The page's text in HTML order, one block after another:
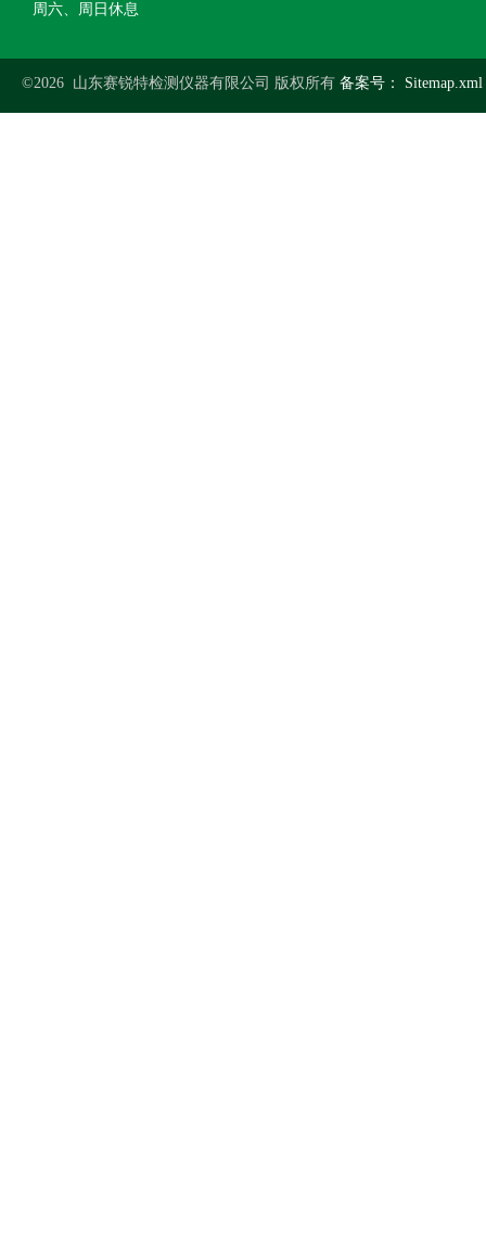
周六、周日休息
©2026 山东赛锐特检测仪器有限公司 版权所有 备案号： Sitemap.xml